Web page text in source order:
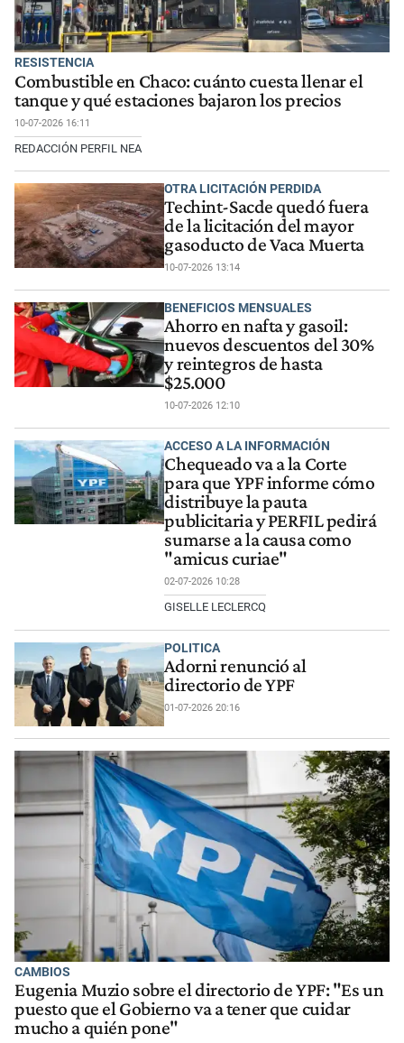
RESISTENCIA
Combustible en Chaco: cuánto cuesta llenar el
tanque y qué estaciones bajaron los precios
10-07-2026 16:11
REDACCIÓN PERFIL NEA
OTRA LICITACIÓN PERDIDA
Techint-Sacde quedó fuera
de la licitación del mayor
gasoducto de Vaca Muerta
10-07-2026 13:14
BENEFICIOS MENSUALES
Ahorro en nafta y gasoil:
nuevos descuentos del 30%
y reintegros de hasta
$25.000
10-07-2026 12:10
ACCESO A LA INFORMACIÓN
Chequeado va a la Corte
para que YPF informe cómo
distribuye la pauta
publicitaria y PERFIL pedirá
sumarse a la causa como
"amicus curiae"
02-07-2026 10:28
GISELLE LECLERCQ
POLITICA
Adorni renunció al
directorio de YPF
01-07-2026 20:16
CAMBIOS
Eugenia Muzio sobre el directorio de YPF: "Es un
puesto que el Gobierno va a tener que cuidar
mucho a quién pone"